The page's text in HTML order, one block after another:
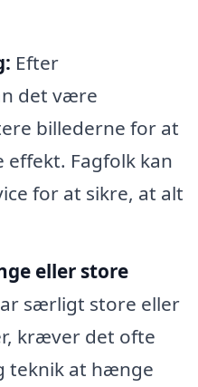
Efter
det være
billederne for at
effekt. Fagfolk kan
for at sikre, at alt
eller store
særligt store eller
kræver det ofte
teknik at hænge